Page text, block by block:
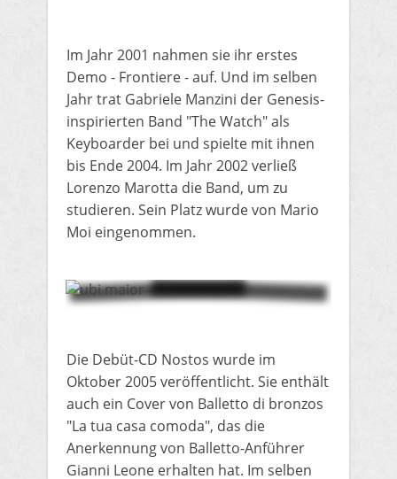
Im Jahr 2001 nahmen sie ihr erstes
Demo - Frontiere - auf. Und im selben
Jahr trat Gabriele Manzini der Genesis-
inspirierten Band "The Watch" als
Keyboarder bei und spielte mit ihnen
bis Ende 2004. Im Jahr 2002 verließ
Lorenzo Marotta die Band, um zu
studieren. Sein Platz wurde von Mario
Moi eingenommen.
Die Debüt-CD Nostos wurde im
Oktober 2005 veröffentlicht. Sie enthält
auch ein Cover von Balletto di bronzos
"La tua casa comoda", das die
Anerkennung von Balletto-Anführer
Gianni Leone erhalten hat. Im selben